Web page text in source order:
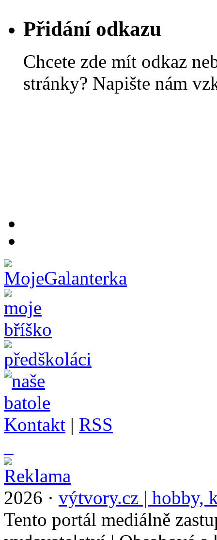
Přidání odkazu
Chcete zde mít odkaz
stránky? Napište nám
Kontakt | RSS
2026 · výtvory.cz | hobby,
Tento portál mediálně